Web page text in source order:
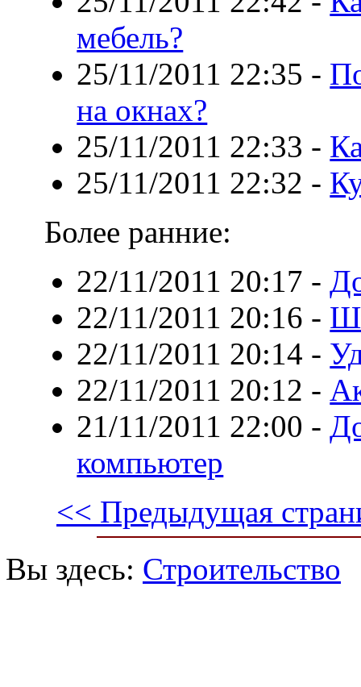
мебель?
25/11/2011 22:35 -
на окнах?
25/11/2011 22:33 -
25/11/2011 22:32 -
Более ранние:
22/11/2011 20:17 -
22/11/2011 20:16 -
22/11/2011 20:14 -
22/11/2011 20:12 -
21/11/2011 22:00 -
компьютер
<< Предыдущая
Вы здесь: Строительство